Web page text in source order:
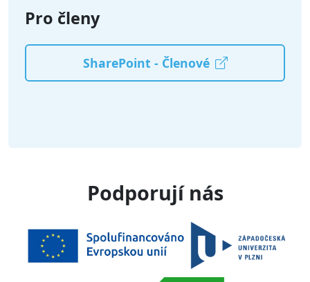
Pro členy
SharePoint - Členové
Podporují nás